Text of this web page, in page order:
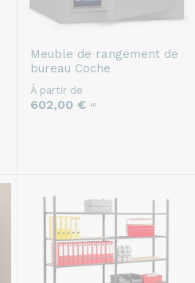
Meuble de rangement de
bureau Coche
À partir de
602,00 € HT